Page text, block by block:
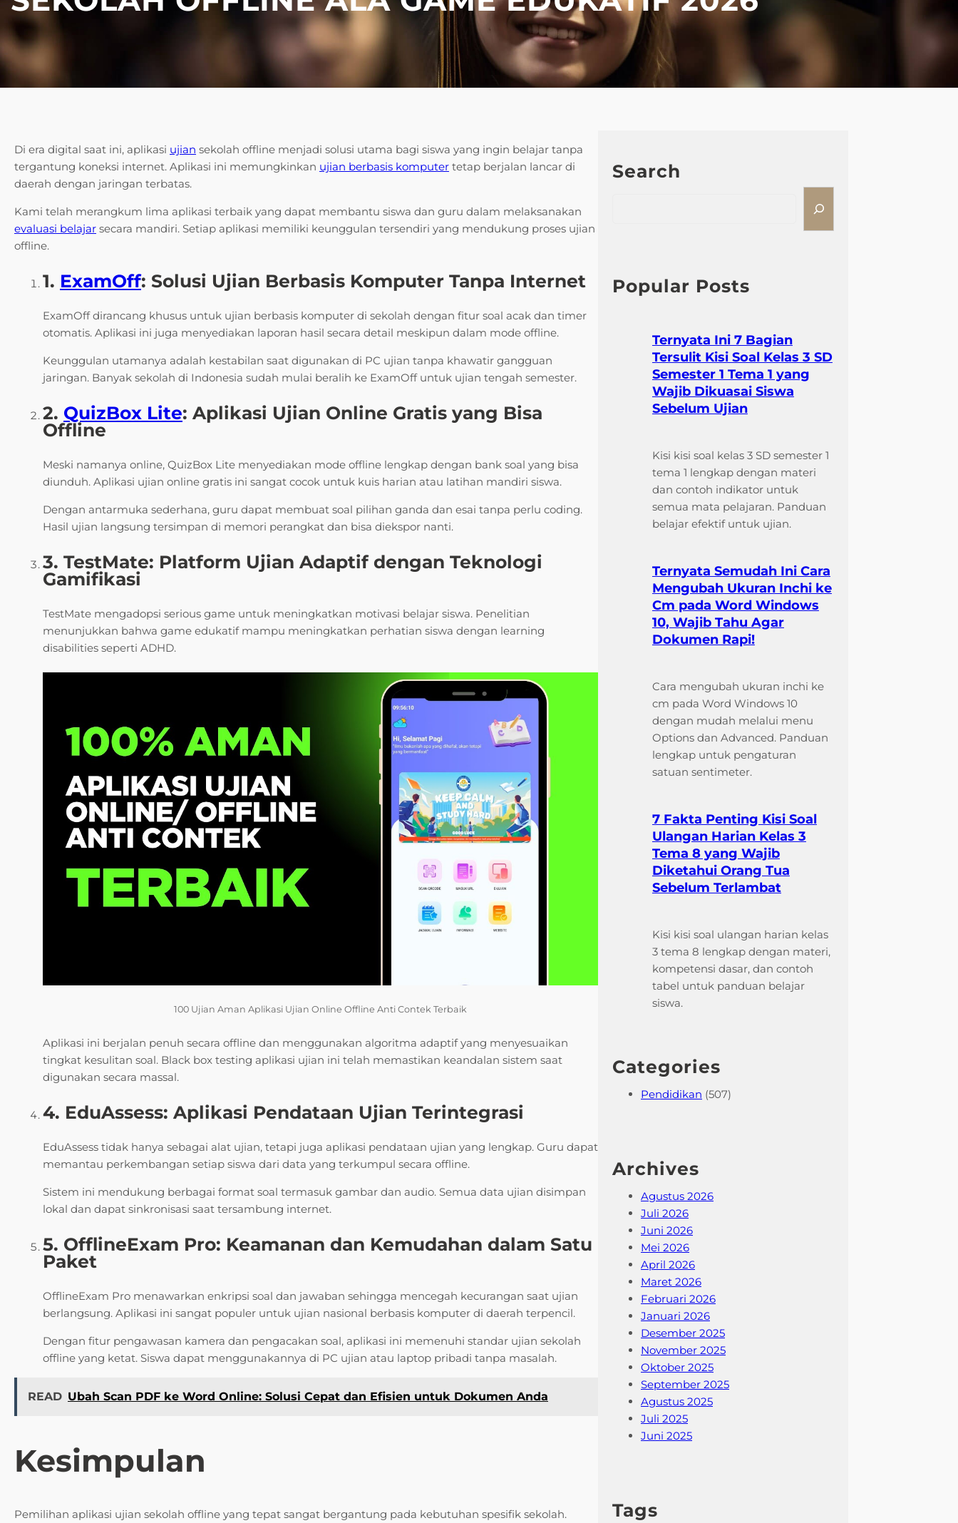
Di era digital saat ini, aplikasi ujian sekolah offline menjadi solusi utama bagi siswa yang ingin belajar tanpa
tergantung koneksi internet. Aplikasi ini memungkinkan ujian berbasis komputer tetap berjalan lancar di
daerah dengan jaringan terbatas.
Kami telah merangkum lima aplikasi terbaik yang dapat membantu siswa dan guru dalam melaksanakan
evaluasi belajar secara mandiri. Setiap aplikasi memiliki keunggulan tersendiri yang mendukung proses ujian
offline.
1. ExamOff: Solusi Ujian Berbasis Komputer Tanpa Internet
ExamOff dirancang khusus untuk ujian berbasis komputer di sekolah dengan fitur soal acak dan timer
otomatis. Aplikasi ini juga menyediakan laporan hasil secara detail meskipun dalam mode offline.
Keunggulan utamanya adalah kestabilan saat digunakan di PC ujian tanpa khawatir gangguan
jaringan. Banyak sekolah di Indonesia sudah mulai beralih ke ExamOff untuk ujian tengah semester.
2. QuizBox Lite: Aplikasi Ujian Online Gratis yang Bisa
Offline
Meski namanya online, QuizBox Lite menyediakan mode offline lengkap dengan bank soal yang bisa
diunduh. Aplikasi ujian online gratis ini sangat cocok untuk kuis harian atau latihan mandiri siswa.
Dengan antarmuka sederhana, guru dapat membuat soal pilihan ganda dan esai tanpa perlu coding.
Hasil ujian langsung tersimpan di memori perangkat dan bisa diekspor nanti.
3. TestMate: Platform Ujian Adaptif dengan Teknologi
Gamifikasi
TestMate mengadopsi serious game untuk meningkatkan motivasi belajar siswa. Penelitian
menunjukkan bahwa game edukatif mampu meningkatkan perhatian siswa dengan learning
disabilities seperti ADHD.
100 Ujian Aman Aplikasi Ujian Online Offline Anti Contek Terbaik
Aplikasi ini berjalan penuh secara offline dan menggunakan algoritma adaptif yang menyesuaikan
tingkat kesulitan soal. Black box testing aplikasi ujian ini telah memastikan keandalan sistem saat
digunakan secara massal.
4. EduAssess: Aplikasi Pendataan Ujian Terintegrasi
EduAssess tidak hanya sebagai alat ujian, tetapi juga aplikasi pendataan ujian yang lengkap. Guru dapat
memantau perkembangan setiap siswa dari data yang terkumpul secara offline.
Sistem ini mendukung berbagai format soal termasuk gambar dan audio. Semua data ujian disimpan
lokal dan dapat sinkronisasi saat tersambung internet.
5. OfflineExam Pro: Keamanan dan Kemudahan dalam Satu
Paket
OfflineExam Pro menawarkan enkripsi soal dan jawaban sehingga mencegah kecurangan saat ujian
berlangsung. Aplikasi ini sangat populer untuk ujian nasional berbasis komputer di daerah terpencil.
Dengan fitur pengawasan kamera dan pengacakan soal, aplikasi ini memenuhi standar ujian sekolah
offline yang ketat. Siswa dapat menggunakannya di PC ujian atau laptop pribadi tanpa masalah.
READ Ubah Scan PDF ke Word Online: Solusi Cepat dan Efisien untuk Dokumen Anda
Kesimpulan
Pemilihan aplikasi ujian sekolah offline yang tepat sangat bergantung pada kebutuhan spesifik sekolah.
Search
h
Popular Posts
Ternyata Ini 7 Bagian
Tersulit Kisi Soal Kelas 3 SD
Semester 1 Tema 1 yang
Wajib Dikuasai Siswa
Sebelum Ujian
Kisi kisi soal kelas 3 SD semester 1
tema 1 lengkap dengan materi
dan contoh indikator untuk
semua mata pelajaran. Panduan
belajar efektif untuk ujian.
Ternyata Semudah Ini Cara
Mengubah Ukuran Inchi ke
Cm pada Word Windows
10, Wajib Tahu Agar
Dokumen Rapi!
Cara mengubah ukuran inchi ke
cm pada Word Windows 10
dengan mudah melalui menu
Options dan Advanced. Panduan
lengkap untuk pengaturan
satuan sentimeter.
7 Fakta Penting Kisi Soal
Ulangan Harian Kelas 3
Tema 8 yang Wajib
Diketahui Orang Tua
Sebelum Terlambat
Kisi kisi soal ulangan harian kelas
3 tema 8 lengkap dengan materi,
kompetensi dasar, dan contoh
tabel untuk panduan belajar
siswa.
Categories
Pendidikan (507)
Archives
Agustus 2026
Juli 2026
Juni 2026
Mei 2026
April 2026
Maret 2026
Februari 2026
Januari 2026
Desember 2025
November 2025
Oktober 2025
September 2025
Agustus 2025
Juli 2025
Juni 2025
Tags